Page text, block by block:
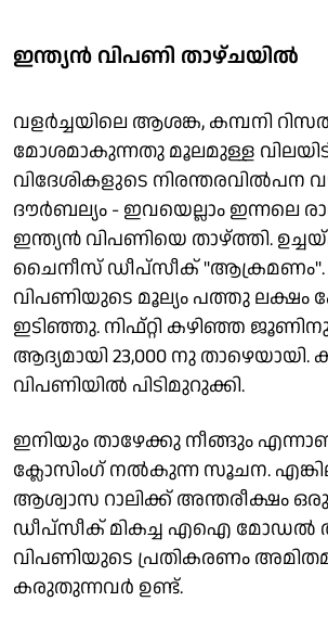
ഇന്ത്യൻ വിപണി താഴ്ചയിൽ
വളർച്ചയിലെ ആശങ്ക, കമ്പനി
മോശമാകുന്നതു മൂലമുള്ള
വിദേശികളുടെ നിരന്തരവിൽപന
ദൗർബല്യം - ഇവയെല്ലാം ഇന്നലെ
ഇന്ത്യൻ വിപണിയെ താഴ്ത്തി.
ചൈനീസ് ഡീപ്സീക് ''ആക്രമണം".
വിപണിയുടെ മൂല്യം പത്തു ലക്ഷം
ഇടിഞ്ഞു. നിഫ്റ്റി കഴിഞ്ഞ
ആദ്യമായി 23,000 നു താഴെയായി.
വിപണിയിൽ പിടിമുറുക്കി.
ഇനിയും താഴേക്കു നീങ്ങും
ക്ലോസിംഗ് നൽകുന്ന സൂചന.
ആശ്വാസ റാലിക്ക് അന്തരീക്ഷം
ഡീപ്സീക് മികച്ച എഐ മോഡൽ
വിപണിയുടെ പ്രതികരണം
കരുതുന്നവർ ഉണ്ട്.